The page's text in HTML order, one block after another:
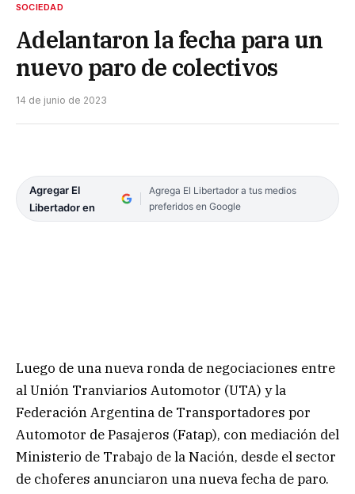
SOCIEDAD
Adelantaron la fecha para un
nuevo paro de colectivos
14 de junio de 2023
Agregar El
Libertador en
Agrega El Libertador a tus medios
preferidos en Google
Luego de una nueva ronda de negociaciones entre
al Unión Tranviarios Automotor (UTA) y la
Federación Argentina de Transportadores por
Automotor de Pasajeros (Fatap), con mediación del
Ministerio de Trabajo de la Nación, desde el sector
de choferes anunciaron una nueva fecha de paro.